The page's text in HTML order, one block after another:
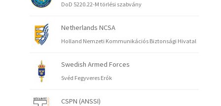
DoD 5220.22-M törlési szabvány
Netherlands NCSA
Holland Nemzeti Kommunikációs Biztonsági Hivatal
Swedish Armed Forces
Svéd Fegyveres Erők
CSPN (ANSSI)